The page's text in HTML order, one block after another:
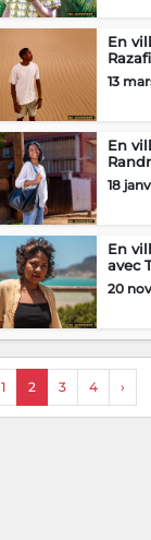
En
13
En
18
En
avec
20
1 2 3 4 ›